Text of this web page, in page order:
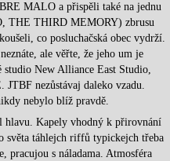
MALO a přispěli také na jednu
THE THIRD MEMORY) zbrusu
co posluchačská obec vydrží.
ale věřte, že jeho um je
New Alliance East Studio,
nezůstávaj daleko vzadu.
nebylo blíž pravdě.
hlavu. Kapely vhodný k přirovnání
světa táhlejch riffů typickejch třeba
s náladama. Atmosféra